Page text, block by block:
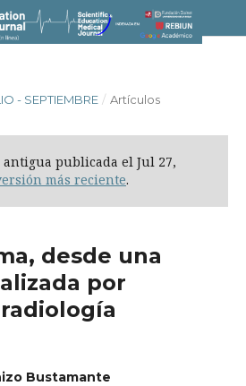
- SEPTIEMBRE / Artículos
publicada el Jul 27,
más reciente.
desde una
por
Bustamante